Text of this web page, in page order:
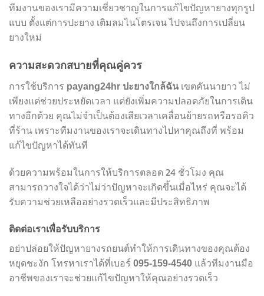
ทีมงานของเรามีความเชี่ยวชาญในการแก้ไขปัญหายางทุกรูป
แบบ ตั้งแต่การปะยาง เติมลมไนโตรเจน ไปจนถึงการเปลี่ยน
ยางใหม่
ความสะดวกสบายที่คุณคู่ควร
การใช้บริการ payang24hr ปะยางใกล้ฉัน เขตคันนายาว ไม่
เพียงแต่ช่วยประหยัดเวลา แต่ยังเพิ่มความปลอดภัยในการเดิน
ทางอีกด้วย คุณไม่จำเป็นต้องเสียเวลาเคลื่อนย้ายรถหรือรอคิว
ที่ร้าน เพราะทีมงานของเราจะเดินทางไปหาคุณถึงที่ พร้อม
แก้ไขปัญหาได้ทันที
ด้วยความพร้อมในการให้บริการตลอด 24 ชั่วโมง คุณ
สามารถวางใจได้ว่าไม่ว่าปัญหาจะเกิดขึ้นเมื่อไหร่ คุณจะได้
รับความช่วยเหลืออย่างรวดเร็วและมีประสิทธิภาพ
ติดต่อเราเพื่อรับบริการ
อย่าปล่อยให้ปัญหายางรถยนต์ทำให้การเดินทางของคุณต้อง
หยุดชะงัก โทรหาเราได้ที่เบอร์ 095-159-4540 แล้วทีมงานมือ
อาชีพของเราจะช่วยแก้ไขปัญหาให้คุณอย่างรวดเร็ว